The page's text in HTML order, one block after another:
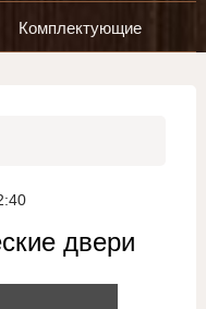
Комплектующие
двери